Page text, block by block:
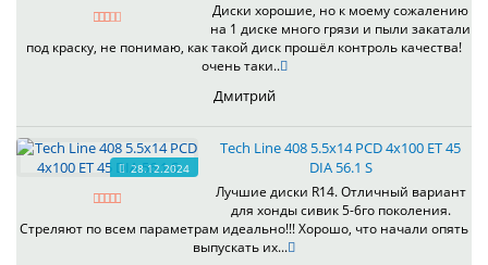
Диски хорошие, но к моему сожалению
на 1 диске много грязи и пыли закатали
под краску, не понимаю, как такой диск прошёл контроль качества!
очень таки..
Дмитрий
28.12.2024
Tech Line 408 5.5x14 PCD 4x100 ET 45
DIA 56.1 S
Лучшие диски R14. Отличный вариант
для хонды сивик 5-6го поколения.
Стреляют по всем параметрам идеально!!! Хорошо, что начали опять
выпускать их...